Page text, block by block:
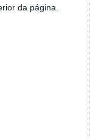
da página.